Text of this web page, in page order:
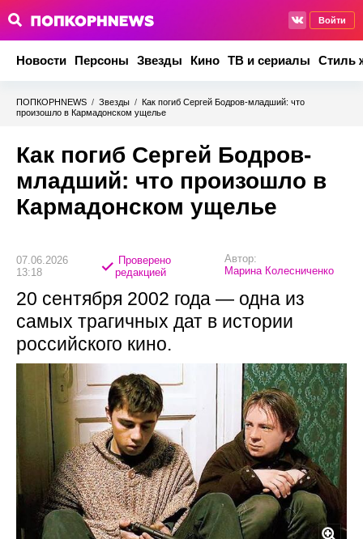
Войти
Новости Персоны Звезды Кино ТВ и сериалы Стиль
ПОПКОРНNEWS / Звезды / Как погиб Сергей Бодров-младший: что
произошло в Кармадонском ущелье
Как погиб Сергей Бодров-
младший: что произошло в
Кармадонском ущелье
07.06.2026
13:18
Проверено
редакцией
Автор:
Марина Колесниченко
20 сентября 2002 года — одна из
самых трагичных дат в истории
российского кино.